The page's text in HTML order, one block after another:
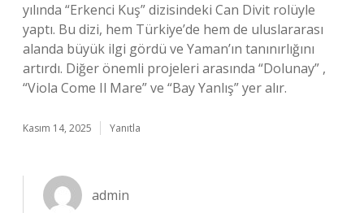
yılında “Erkenci Kuş” dizisindeki Can Divit rolüyle
yaptı. Bu dizi, hem Türkiye’de hem de uluslararası
alanda büyük ilgi gördü ve Yaman’ın tanınırlığını
artırdı. Diğer önemli projeleri arasında “Dolunay” ,
“Viola Come Il Mare” ve “Bay Yanlış” yer alır.
Kasım 14, 2025 Yanıtla
admin